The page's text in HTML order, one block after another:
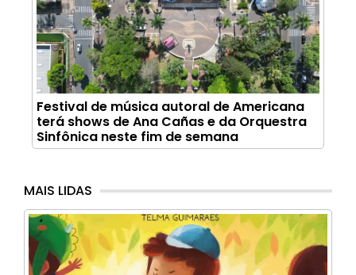
Festival de música autoral de Americana
terá shows de Ana Cañas e da Orquestra
Sinfônica neste fim de semana
MAIS LIDAS